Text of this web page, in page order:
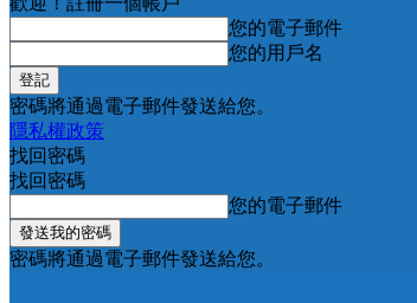
您的電子郵件
您的用戶名
密碼將通過電子郵件發送給您。
隱私權政策
找回密碼
找回密碼
您的電子郵件
密碼將通過電子郵件發送給您。